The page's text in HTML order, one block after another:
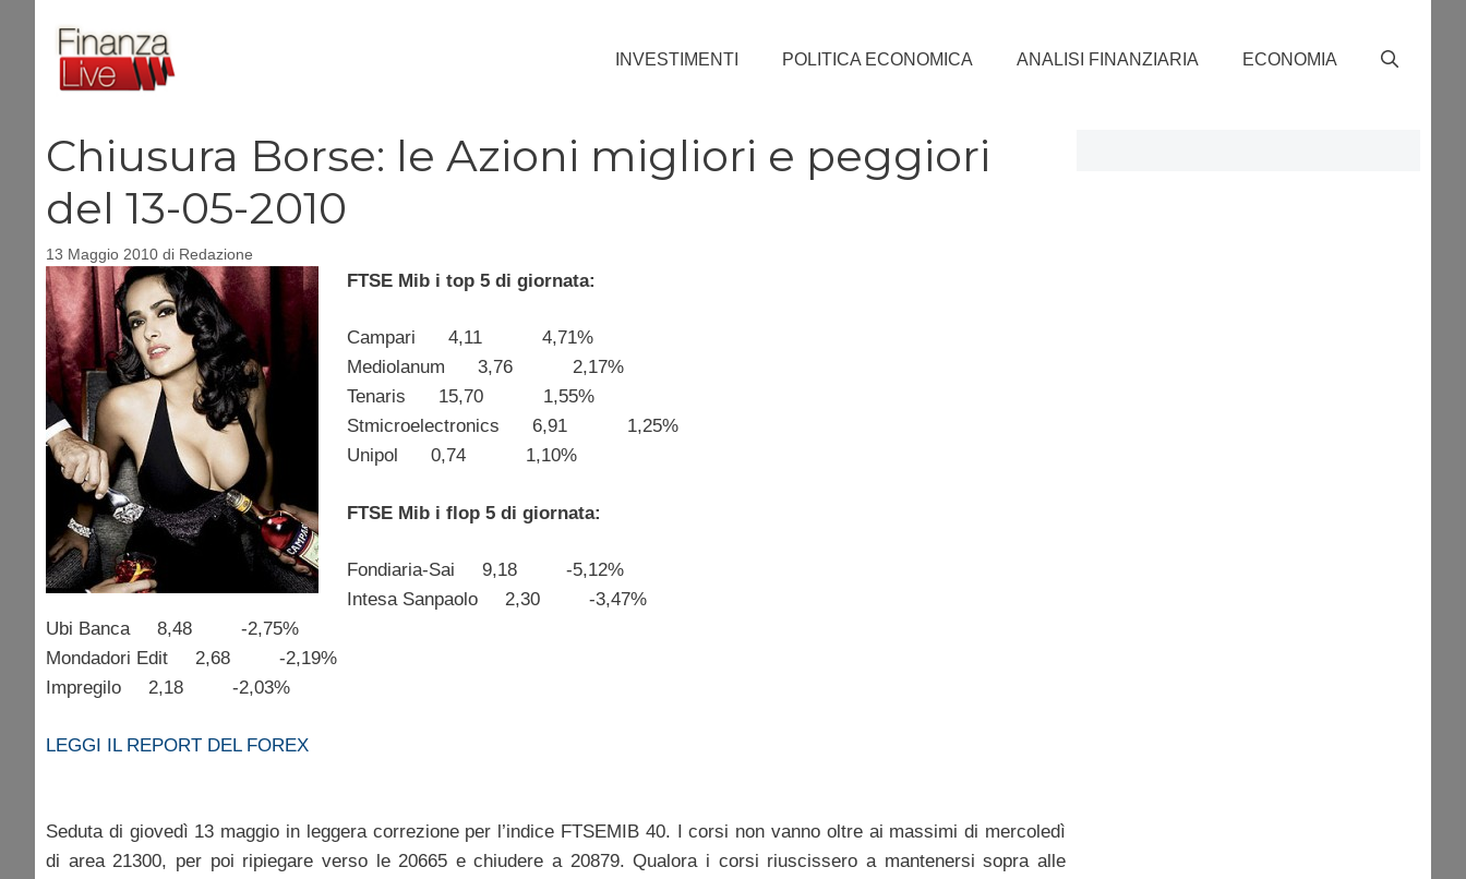
contenuto
INVESTIMENTI POLITICA ECONOMICA ANALISI FINANZIARIA ECONOMIA
Chiusura Borse: le Azioni migliori e peggiori
del 13-05-2010
13 Maggio 2010 di Redazione
FTSE Mib i top 5 di giornata:
Campari 4,11 4,71%
Mediolanum 3,76 2,17%
Tenaris 15,70 1,55%
Stmicroelectronics 6,91 1,25%
Unipol 0,74 1,10%
FTSE Mib i flop 5 di giornata:
Fondiaria-Sai 9,18 -5,12%
Intesa Sanpaolo 2,30 -3,47%
Ubi Banca 8,48 -2,75%
Mondadori Edit 2,68 -2,19%
Impregilo 2,18 -2,03%
LEGGI IL REPORT DEL FOREX
Seduta di giovedì 13 maggio in leggera correzione per l’indice FTSEMIB 40. I corsi non vanno oltre ai massimi di mercoledì
di area 21300, per poi ripiegare verso le 20665 e chiudere a 20879. Qualora i corsi riuscissero a mantenersi sopra alle